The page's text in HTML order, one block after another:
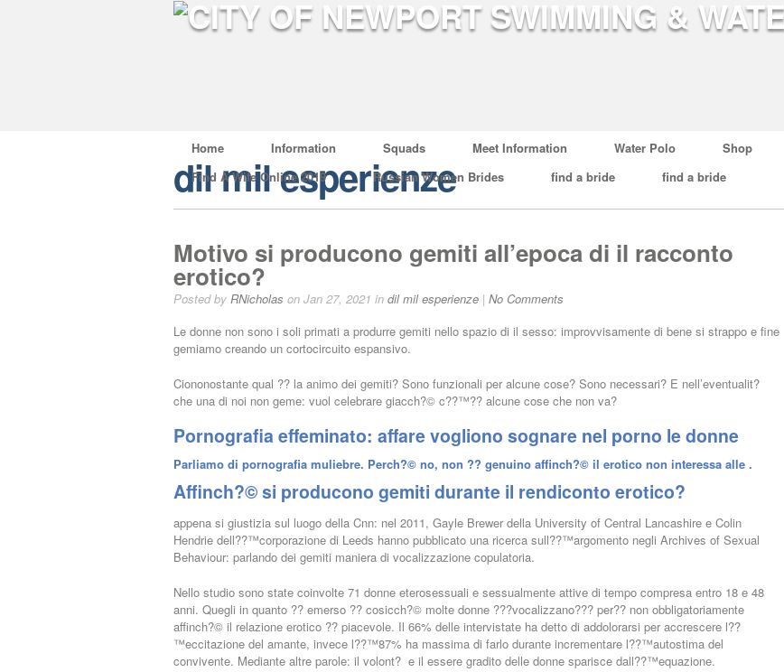
Home Information Squads Meet Information Water Polo Shop
Find A Wife Online 2019
Russian Women Brides find a bride find a bride
dil mil esperienze
Motivo si producono gemiti all’epoca di il racconto
erotico?
Posted by RNicholas on Jan 27, 2021 in dil mil esperienze | No Comments
Le donne non sono i soli primati a produrre gemiti nello spazio di il sesso: improvvisamente di bene si strappo e fine
gemiamo creando un cortocircuito espansivo.
Ciononostante qual ?? la animo dei gemiti? Sono funzionali per alcune cose? Sono necessari? E nell’eventualit?
che una di noi non geme: vuol celebrare giacch?© c??™?? alcune cose che non va?
Pornografia effeminato: affare vogliono sognare nel porno le donne
Parliamo di pornografia muliebre. Perch?© no, non ?? genuino affinch?© il erotico non interessa alle .
Affinch?© si producono gemiti durante il rendiconto erotico?
appena si giustizia sul luogo della Cnn: nel 2011, Gayle Brewer della University of Central Lancashire e Colin
Hendrie dell??™corporazione di Leeds hanno pubblicato una ricerca sull??™argomento negli Archives of Sexual
Behaviour: parlando dei gemiti maniera di vocalizzazione copulatoria.
Nello studio sono state coinvolte 71 donne eterosessuali e sessualmente attive di tempo compresa entro 18 e 48
anni. Quegli in quanto ?? emerso ?? cosicch?© molte donne ???vocalizzano??? per?? non obbligatoriamente
affinch?© il relazione erotico ?? piacevole. Il 66% delle intervistate ha detto di addolorarsi per accrescere l??
™eccitazione del amante, invece l??™87% ha massima di farlo durante incrementare l??™autostima del
convivente. Mediante altre parole: il volont? e il essere gradito delle donne sparisce dall??™equazione.